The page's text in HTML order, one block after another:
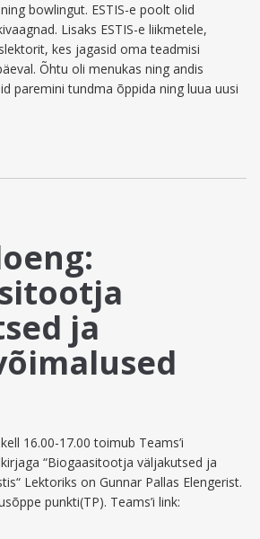
bowlingut. ESTIS-e poolt olid
Lisaks ESTIS-e liikmetele,
kes jagasid oma teadmisi
Õhtu oli menukas ning andis
paremini tundma õppida ning luua uusi
ja
16.00-17.00 toimub Teams’i
“Biogaasitootja väljakutsed ja
Lektoriks on Gunnar Pallas Elengerist.
punkti(TP). Teams’i link: